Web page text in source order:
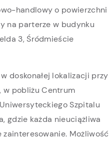
handlowy o powierzchni
na parterze w budynku
3, Śródmieście
doskonałej lokalizacji przy
w pobliżu Centrum
Szpitalu
gdzie każda nieuciążliwa
zainteresowanie. Możliwość